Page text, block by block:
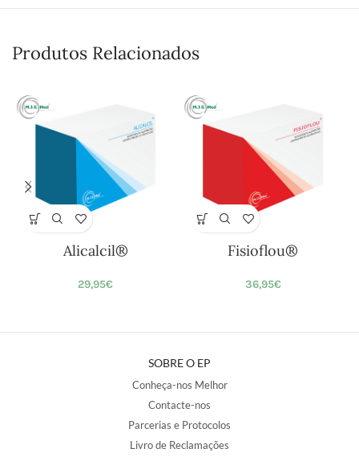
Produtos Relacionados
Alicalcil®
29,95€
Fisioflou®
36,95€
SOBRE O EP
Conheça-nos Melhor
Contacte-nos
Parcerias e Protocolos
Livro de Reclamações